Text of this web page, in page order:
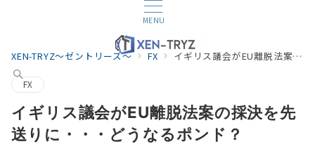
MENU
XEN-TRYZ～ゼントリーズ～ FX イギリス議会がEU離脱法案の採決を先送りに・・・どうなるポンド？
FX
イギリス議会がEU離脱法案の採決を先
送りに・・・どうなるポンド？